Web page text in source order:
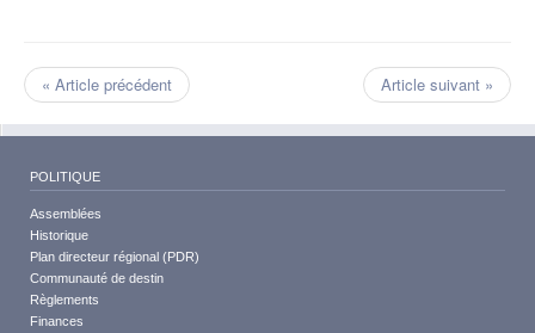
« Article précédent Article suivant »
POLITIQUE
Assemblées
Historique
Plan directeur régional (PDR)
Communauté de destin
Règlements
Finances